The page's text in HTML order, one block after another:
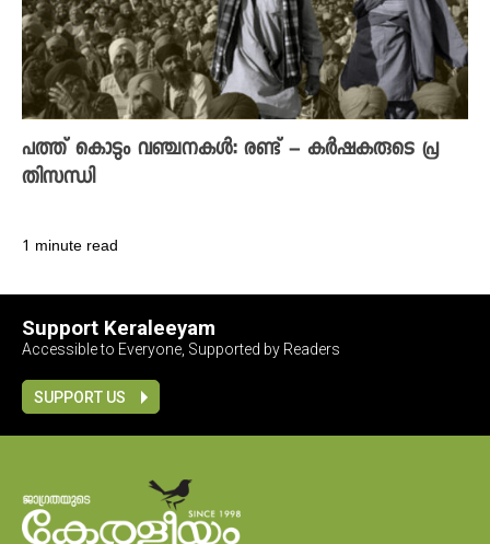
പത്ത് കൊടും വഞ്ചനകൾ: രണ്ട് – കർഷകരുടെ പ്ര
തിസന്ധി
1 minute read
Support Keraleeyam
Accessible to Everyone, Supported by Readers
SUPPORT US